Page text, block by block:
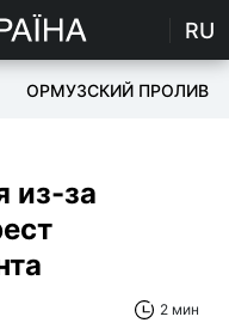
RU
ОРМУЗСКИЙ ПРОЛИВ
из-за
2 мин